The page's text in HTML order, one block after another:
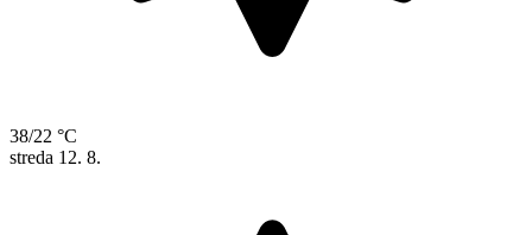
38/22 °C
streda 12. 8.